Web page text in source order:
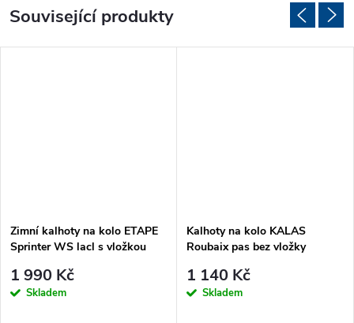
Související produkty
Zimní kalhoty na kolo ETAPE
Sprinter WS lacl s vložkou
1 990 Kč
Skladem
Kalhoty na kolo KALAS
Roubaix pas bez vložky
1 140 Kč
Skladem